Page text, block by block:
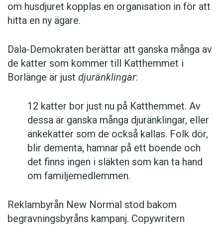
om husdjuret kopplas en organisation in för att
hitta en ny ägare.
Dala-Demokraten berättar att ganska många av
de katter som kommer till Katthemmet i
Borlänge är just djuränklingar:
12 katter bor just nu på Katthemmet. Av
dessa är ganska många djuränklingar, eller
änkekatter som de också kallas. Folk dör,
blir dementa, hamnar på ett boende och
det finns ingen i släkten som kan ta hand
om familjemedlemmen.
Reklambyrån New Normal stod bakom
begravningsbyråns kampanj. Copywritern